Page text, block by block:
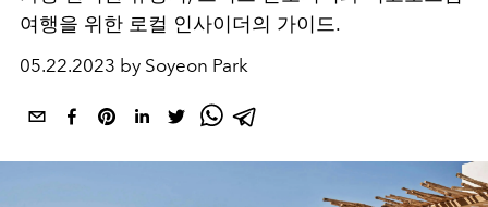
여행을 위한 로컬 인사이더의 가이드.
05.22.2023 by Soyeon Park